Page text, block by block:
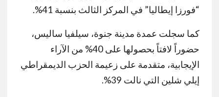
“فورزا إيطاليا” في المركز الثالث بنسبة 41%.
كما سجلت عمدة مدينة جنوة، سيلفيا ساليس،
حضوراً لافتاً بحصولها على 40% من الآراء
الإيجابية، متقدمة على زعيمة الحزب الديمقراطي
إيلي شلين التي نالت 39%.